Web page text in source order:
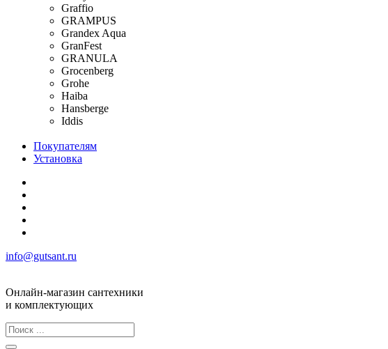
Graffio
GRAMPUS
Grandex Aqua
GranFest
GRANULA
Grocenberg
Grohe
Haiba
Hansberge
Iddis
Покупателям
Установка
info@gutsant.ru
Онлайн-магазин сантехники
и комплектующих